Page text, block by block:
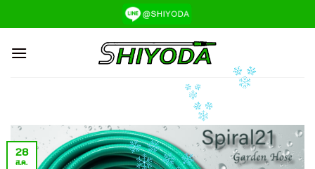
ไป
เนื้อหา
28
ส.ค.